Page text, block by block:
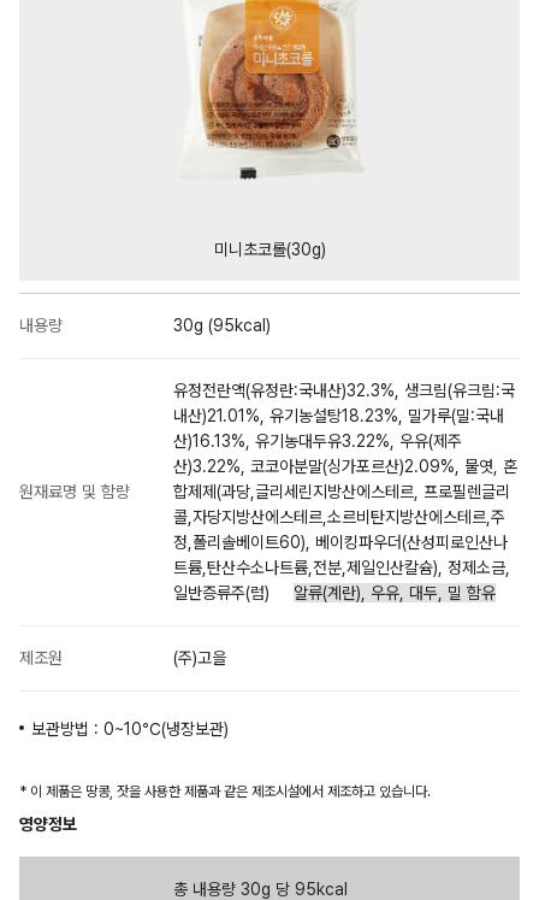
미니초코롤(30g)
내용량 30g (95kcal)
원재료명 및 함량
유정전란액(유정란:국내산)32.3%, 생크림(유크림:국
내산)21.01%, 유기농설탕18.23%, 밀가루(밀:국내
산)16.13%, 유기농대두유3.22%, 우유(제주
산)3.22%, 코코아분말(싱가포르산)2.09%, 물엿, 혼
합제제(과당,글리세린지방산에스테르, 프로필렌글리
콜,자당지방산에스테르,소르비탄지방산에스테르,주
정,폴리솔베이트60), 베이킹파우더(산성피로인산나
트륨,탄산수소나트륨,전분,제일인산칼슘), 정제소금,
일반증류주(럼) 알류(계란), 우유, 대두, 밀 함유
제조원 (주)고을
보관방법 : 0~10℃(냉장보관)
* 이 제품은 땅콩, 잣을 사용한 제품과 같은 제조시설에서 제조하고 있습니다.
영양정보
총 내용량 30g 당 95kcal